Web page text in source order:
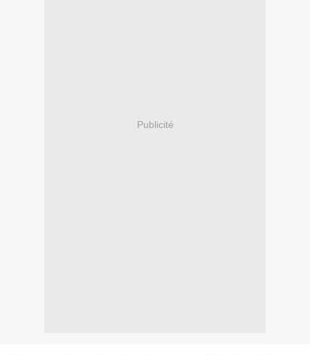
Publicité